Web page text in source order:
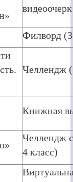
Филворд
Челлендж
Книжная
Челлендж
4 класс)